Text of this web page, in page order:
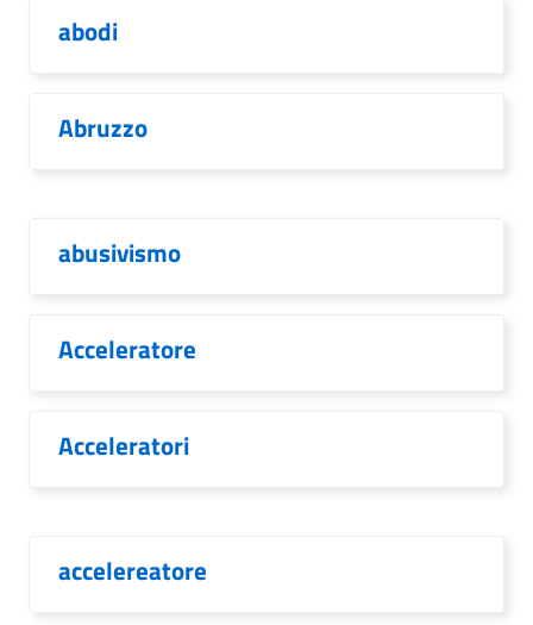
abodi
Abruzzo
abusivismo
Acceleratore
Acceleratori
accelereatore